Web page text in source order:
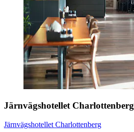
Järnvägshotellet Charlottenberg
Järnvägshotellet Charlottenberg